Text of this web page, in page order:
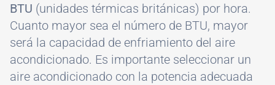
BTU (unidades térmicas británicas) por hora.
Cuanto mayor sea el número de BTU, mayor
será la capacidad de enfriamiento del aire
acondicionado. Es importante seleccionar un
aire acondicionado con la potencia adecuada